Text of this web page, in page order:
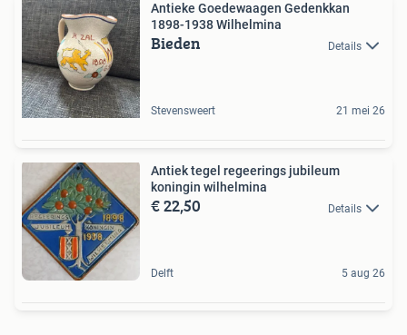
Antieke Goedewaagen Gedenkkan
1898-1938 Wilhelmina
Bieden Details
Stevensweert 21 mei 26
Antiek tegel regeerings jubileum
koningin wilhelmina
€ 22,50 Details
Delft 5 aug 26